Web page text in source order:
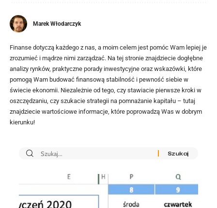
Marek Włodarczyk
Finanse dotyczą każdego z nas, a moim celem jest pomóc Wam lepiej je
zrozumieć i mądrze nimi zarządzać. Na tej stronie znajdziecie dogłębne
analizy rynków, praktyczne porady inwestycyjne oraz wskazówki, które
pomogą Wam budować finansową stabilność i pewność siebie w
świecie ekonomii. Niezależnie od tego, czy stawiacie pierwsze kroki w
oszczędzaniu, czy szukacie strategii na pomnażanie kapitału – tutaj
znajdziecie wartościowe informacje, które poprowadzą Was w dobrym
kierunku!